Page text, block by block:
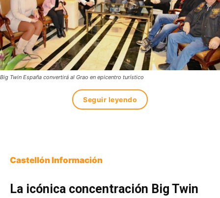
Big Twin España convertirá al Grao en epicentro turístico
Seguir leyendo
Castellón Información
La icónica concentración Big Twin